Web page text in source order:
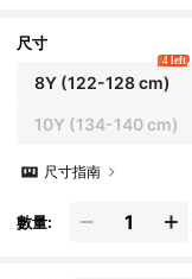
尺寸
8Y(122-128 cm)
4 left
10Y (134-140 cm)
尺寸指南
數量: